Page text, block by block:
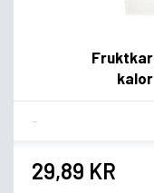
29,89 KR